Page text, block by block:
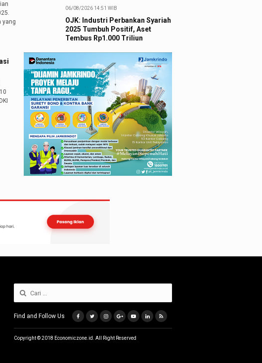
yang
06/08/2026 14:51 WIB
OJK: Industri Perbankan Syariah
2025 Tumbuh Positif, Aset
Tembus Rp1.000 Triliun
Find and Follow Us
Copyright © 2018 Economiczone.id. All Right Reserved